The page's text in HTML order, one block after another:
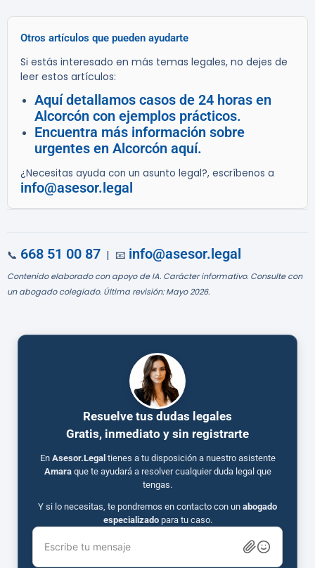
Otros artículos que pueden ayudarte
Si estás interesado en más temas legales, no dejes de
leer estos artículos:
Aquí detallamos casos de 24 horas en
Alcorcón con ejemplos prácticos.
Encuentra más información sobre
urgentes en Alcorcón aquí.
¿Necesitas ayuda con un asunto legal?, escríbenos a
info@asesor.legal
📞 668 51 00 87 | 📧 info@asesor.legal
Contenido elaborado con apoyo de IA. Carácter informativo. Consulte con
un abogado colegiado. Última revisión: Mayo 2026.
Resuelve tus dudas legales
Gratis, inmediato y sin registrarte
En Asesor.Legal tienes a tu disposición a nuestro asistente
Amaraque te ayudará a resolver cualquier duda legal que
tengas.
Y si lo necesitas, te pondremos en contacto con un abogado
especializadopara tu caso.
Escribe tu mensaje